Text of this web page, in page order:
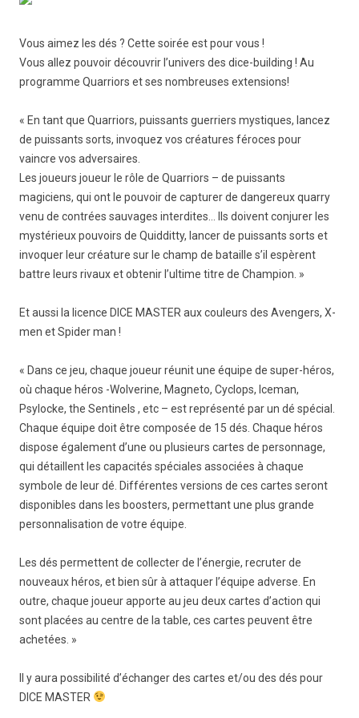
Vous aimez les dés ? Cette soirée est pour vous !
Vous allez pouvoir découvrir l’univers des dice-building ! Au
programme Quarriors et ses nombreuses extensions!
« En tant que Quarriors, puissants guerriers mystiques, lancez
de puissants sorts, invoquez vos créatures féroces pour
vaincre vos adversaires.
Les joueurs joueur le rôle de Quarriors – de puissants
magiciens, qui ont le pouvoir de capturer de dangereux quarry
venu de contrées sauvages interdites… Ils doivent conjurer les
mystérieux pouvoirs de Quidditty, lancer de puissants sorts et
invoquer leur créature sur le champ de bataille s’il espèrent
battre leurs rivaux et obtenir l’ultime titre de Champion. »
Et aussi la licence DICE MASTER aux couleurs des Avengers, X-
men et Spider man !
« Dans ce jeu, chaque joueur réunit une équipe de super-héros,
où chaque héros -Wolverine, Magneto, Cyclops, Iceman,
Psylocke, the Sentinels , etc – est représenté par un dé spécial.
Chaque équipe doit être composée de 15 dés. Chaque héros
dispose également d’une ou plusieurs cartes de personnage,
qui détaillent les capacités spéciales associées à chaque
symbole de leur dé. Différentes versions de ces cartes seront
disponibles dans les boosters, permettant une plus grande
personnalisation de votre équipe.
Les dés permettent de collecter de l’énergie, recruter de
nouveaux héros, et bien sûr à attaquer l’équipe adverse. En
outre, chaque joueur apporte au jeu deux cartes d’action qui
sont placées au centre de la table, ces cartes peuvent être
achetées. »
Il y aura possibilité d’échanger des cartes et/ou des dés pour
DICE MASTER